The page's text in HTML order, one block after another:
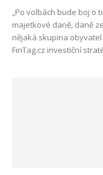
„Po volbách bude boj o
majetkové daně, daně
nějaká skupina
FinTag.cz investiční